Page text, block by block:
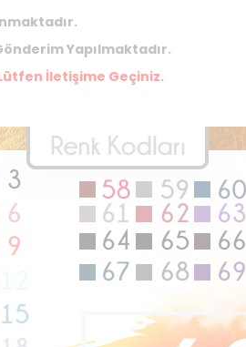
Yapılmaktadır.
İletişime Geçiniz.